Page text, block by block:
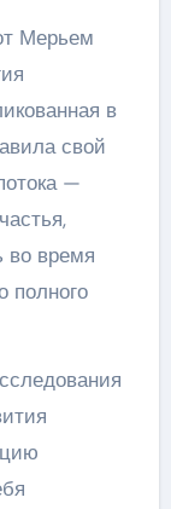
Мерьем
в
свой
—
во время
полного